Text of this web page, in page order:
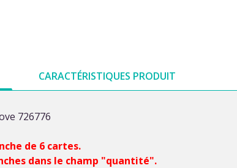
CARACTÉRISTIQUES PRODUIT
726776
de 6 cartes.
dans le champ "quantité".